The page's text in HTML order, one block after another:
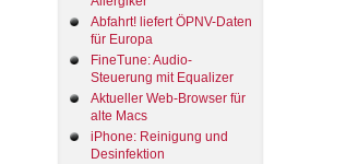
Abfahrt! liefert ÖPNV-Daten
für Europa
FineTune: Audio-
Steuerung mit Equalizer
Aktueller Web-Browser für
alte Macs
iPhone: Reinigung und
Desinfektion